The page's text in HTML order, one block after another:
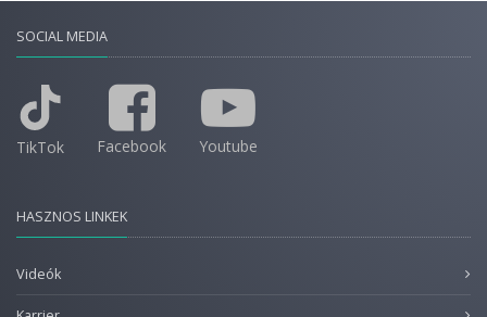
SOCIAL MEDIA
TikTok Facebook Youtube
HASZNOS LINKEK
Videók